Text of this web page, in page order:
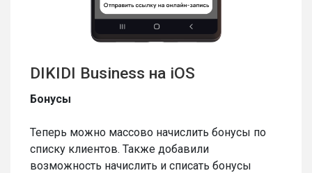
DIKIDI Business на iOS
Бонусы
Теперь можно массово начислить бонусы по
списку клиентов. Также добавили
возможность начислить и списать бонусы